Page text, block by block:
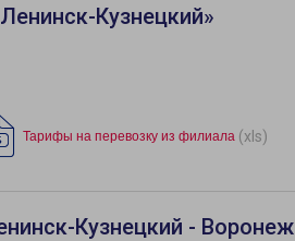
Кузнецкий»
Тарифы на перевозку из филиала (xls)
Кузнецкий - Воронеж